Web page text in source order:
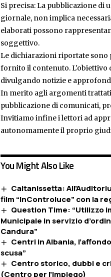
Si precisa: La pubblicazione di
giornale, non implica
elaborati possono
soggettivo.
Le dichiarazioni riportate sono
fornito il contenuto. L'obiettivo
divulgando notizie e
In merito agli argomenti
pubblicazione di comunicati,
Invitiamo infine i lettori ad
autonomamente il proprio
You Might Also Like
Caltanissetta:
film “InControluce” con la
Question Time: “Utilizzo
Municipale in servizio
Candura”
Centri in Albania,
scusa”
Centro storico, dubbi e
(Centro per l’Impiego)